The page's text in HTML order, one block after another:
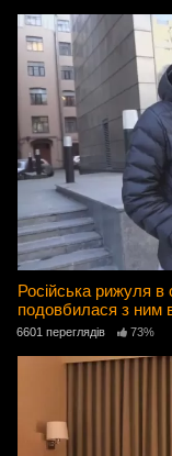
Російська рижуля в
подовбилася з ним
6601 переглядів 73%